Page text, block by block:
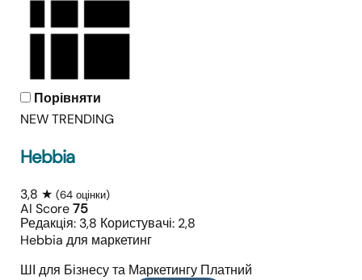
Порівняти
NEWTRENDING
Hebbia
3,8 ★ (64 оцінки)
AI Score75
Редакція: 3,8 Користувачі: 2,8
Hebbia для маркетинг
ШІ для Бізнесу та Маркетингу Платний